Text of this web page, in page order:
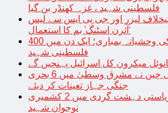
فلسطینی شہید ، غزہ کھنڈر بن گیا
لیزر اور جی پی ایس سے لیس
‘آئرن اسٹنگ’ بم کا استعمال
غزہ پر اسرائیل کی وحشیانہ بمباری؛ ایک دن میں 400
فلسطینی شہید
میکرون کل اسرائیل پہنچیں گے
اسرائیل حماس کشیدگی چین نے مشرق وسطیٰ میں 6 بحری
جنگی جہاز تعینات کر دیئے
بھارتی فوج کی ریاستی دہشت گردی میں 2 کشمیری
نوجوان شہید